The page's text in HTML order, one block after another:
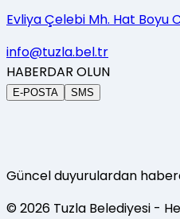
Evliya Çelebi Mh. Hat Boyu
info@tuzla.bel.tr
HABERDAR OLUN
E-POSTA SMS
Güncel duyurulardan
©2026 Tuzla Belediyesi -